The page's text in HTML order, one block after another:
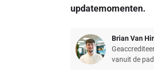
updatemomenten.
Brian Van
vanuit de